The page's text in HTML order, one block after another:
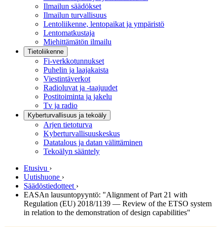
Ilmailun säädökset
Ilmailun turvallisuus
Lentoliikenne, lentopaikat ja ympäristö
Lentomatkustaja
Miehittämätön ilmailu
Tietoliikenne
Fi-verkkotunnukset
Puhelin ja laajakaista
Viestintäverkot
Radioluvat ja -taajuudet
Postitoiminta ja jakelu
Tv ja radio
Kyberturvallisuus ja tekoäly
Arjen tietoturva
Kyberturvallisuuskeskus
Datatalous ja datan välittäminen
Tekoälyn sääntely
Etusivu ›
Uutishuone ›
Säädöstiedotteet ›
EASAn lausuntopyyntö: "Alignment of Part 21 with
Regulation (EU) 2018/1139 — Review of the ETSO system
in relation to the demonstration of design capabilities"